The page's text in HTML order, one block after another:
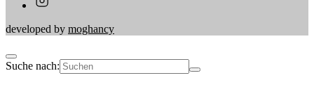
developed by moghancy
Suche nach: